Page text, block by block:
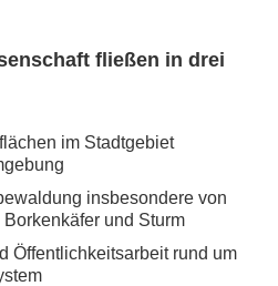
fließen in drei
im Stadtgebiet
insbesondere von
und Sturm
Öffentlichkeitsarbeit rund um